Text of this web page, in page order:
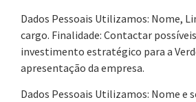
Dados Pessoais Utilizamos: Nome,
cargo. Finalidade: Contactar
investimento estratégico para a
apresentação da empresa.
Dados Pessoais Utilizamos: Nome e